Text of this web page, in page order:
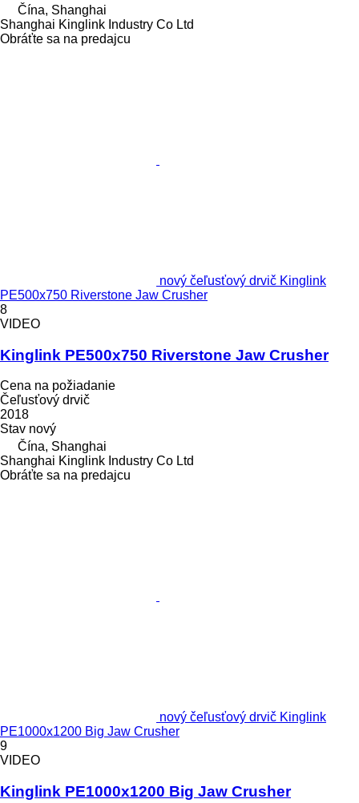
Čína, Shanghai
Shanghai Kinglink Industry Co Ltd
Obráťte sa na predajcu
nový čeľusťový drvič Kinglink
PE500x750 Riverstone Jaw Crusher
8
VIDEO
Kinglink PE500x750 Riverstone Jaw Crusher
Cena na požiadanie
Čeľusťový drvič
2018
Stav nový
Čína, Shanghai
Shanghai Kinglink Industry Co Ltd
Obráťte sa na predajcu
nový čeľusťový drvič Kinglink
PE1000x1200 Big Jaw Crusher
9
VIDEO
Kinglink PE1000x1200 Big Jaw Crusher